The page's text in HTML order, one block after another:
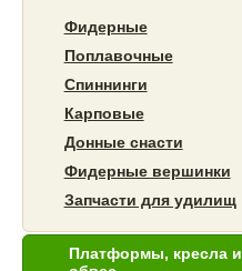
Фидерные
Поплавочные
Спиннинги
Карповые
Донные снасти
Фидерные вершинки
Запчасти для удилищ
Платформы, кресла и